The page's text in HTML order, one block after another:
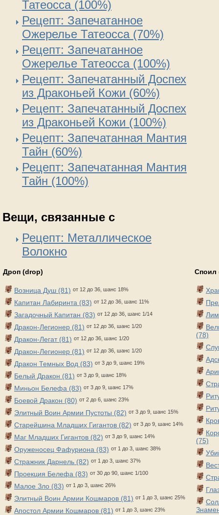
Татеосса (100%)
Рецепт: Запечатанное
Ожерелье Татеосса (70%)
Рецепт: Запечатанное
Ожерелье Татеосса (100%)
Рецепт: Запечатанный Доспех
из Драконьей Кожи (60%)
Рецепт: Запечатанный Доспех
из Драконьей Кожи (100%)
Рецепт: Запечатанная Мантия
Тайн (60%)
Рецепт: Запечатанная Мантия
Тайн (100%)
Вещи, связанные с
Рецепт: Металлическое
Волокно
Дроп (drop)
Возница Душ (81) от 12 до 36, шанс 18%
Капитан Лабиринта (83) от 12 до 36, шанс 11%
Загадочный Капитан (83) от 12 до 36, шанс 1/14
Дракон-Легионер (81) от 12 до 36, шанс 1/20
Дракон-Легат (81) от 12 до 36, шанс 1/20
Дракон-Легионер (81) от 12 до 36, шанс 1/20
Дракон Темных Вод (83) от 3 до 9, шанс 19%
Белый Дракон (81) от 3 до 9, шанс 18%
Миньон Белефа (83) от 3 до 9, шанс 17%
Боевой Дракон (80) от 2 до 6, шанс 23%
Элитный Воин Армии Пустоты (82) от 3 до 9, шанс 15%
Старейшина Младших Гигантов (82) от 3 до 9, шанс 14%
Маг Младших Гигантов (82) от 3 до 9, шанс 14%
Оруженосец Фафуриона (83) от 1 до 3, шанс 38%
Стражник Дарнель (82) от 1 до 3, шанс 37%
Проекция Белефа (83) от 30 до 90, шанс 1/100
Малое Зло (83) от 1 до 3, шанс 26%
Элитный Воин Армии Кошмаров (81) от 1 до 3, шанс 25%
Апостол Армии Кошмаров (81) от 1 до 3, шанс 23%
Споил
(78)
(75)